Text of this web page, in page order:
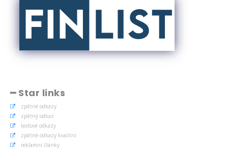
━ Star links
zpětné odkazy
zpětný odkaz
textové odkazy
zpětné odkazy kvalitní
reklamní články